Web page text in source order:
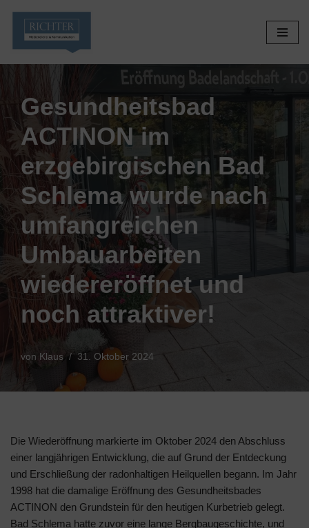
Zum
Gesundheitsbad
ACTINON im
erzgebirgischen Bad
Schlema wurde nach
umfangreichen
Umbauarbeiten
wiedereröffnet und
noch attraktiver!
von Klaus 31. Oktober 2024
Die Wiederöffnung markierte im Oktober 2024 den Abschluss
einer langjährigen Entwicklung, die auf Grund der Entdeckung
und Erschließung der radonhaltigen Heilquellen begann. Im Jahr
1998 hat die damalige Eröffnung des Gesundheitsbades
ACTINON den Grundstein für den heutigen Kurbetrieb gelegt.
Bad Schlema hatte zuvor eine lange Bergbaugeschichte, und